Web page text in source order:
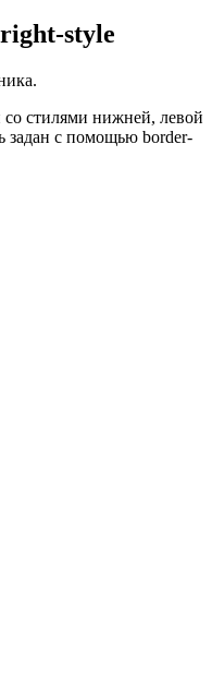
style
стилями нижней, левой
задан с помощью border-